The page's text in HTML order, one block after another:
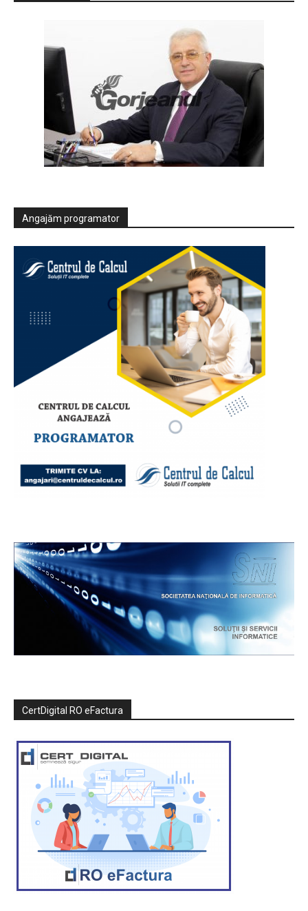
Angajăm programator
CertDigital RO eFactura